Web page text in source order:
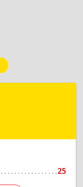
25
Андрей
Подробнее